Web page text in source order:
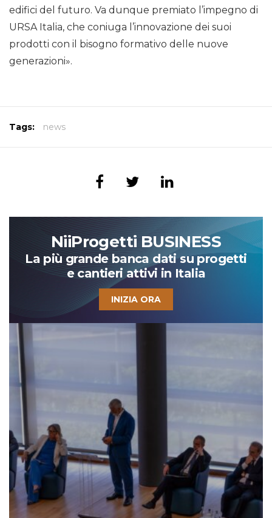
edifici del futuro. Va dunque premiato l’impegno di
URSA Italia, che coniuga l’innovazione dei suoi
prodotti con il bisogno formativo delle nuove
generazioni».
Tags: news
NiiProgetti BUSINESS
La più grande banca dati su progetti
e cantieri attivi in Italia
INIZIA ORA